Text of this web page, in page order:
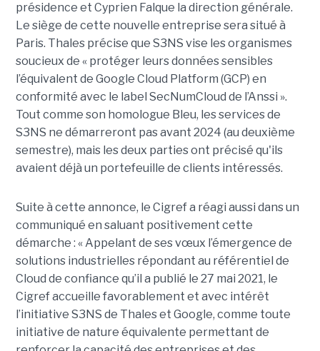
présidence et Cyprien Falque la direction générale.
Le siège de cette nouvelle entreprise sera situé à
Paris. Thales précise que S3NS vise les organismes
soucieux de « protéger leurs données sensibles
l’équivalent de Google Cloud Platform (GCP) en
conformité avec le label SecNumCloud de l’Anssi ».
Tout comme son homologue Bleu, les services de
S3NS ne démarreront pas avant 2024 (au deuxième
semestre), mais les deux parties ont précisé qu'ils
avaient déjà un portefeuille de clients intéressés.
Suite à cette annonce, le Cigref a réagi aussi dans un
communiqué en saluant positivement cette
démarche : « Appelant de ses vœux l’émergence de
solutions industrielles répondant au référentiel de
Cloud de confiance qu’il a publié le 27 mai 2021, le
Cigref accueille favorablement et avec intérêt
l’initiative S3NS de Thales et Google, comme toute
initiative de nature équivalente permettant de